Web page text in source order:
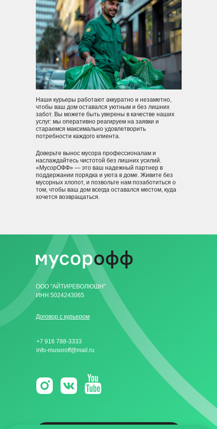
Наши курьеры работают аккуратно и незаметно,
чтобы ваш дом оставался уютным и без лишних
забот. Вы можете быть уверены в качестве наших
услуг: мы оперативно реагируем на заявки и
стараемся максимально удовлетворить
потребности каждого клиента.
Доверьте вынос мусора профессионалам и
наслаждайтесь чистотой без лишних усилий.
«МусорОФФ» — это ваш надежный партнер в
поддержании порядка и уюта в доме. Живите без
мусорных хлопот, и позвольте нам позаботиться о
том, чтобы ваш дом всегда оставался местом, куда
хочется возвращаться.
Договор с курьером
+7 916 788-3333
info-musoroff@mail.ru
ООО "АЙТИРЕВОЛЮШН"
ИНН 5024243065